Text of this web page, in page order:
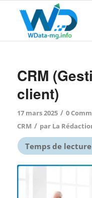
CRM
client)
17 mars 2025 / 0
CRM / par La